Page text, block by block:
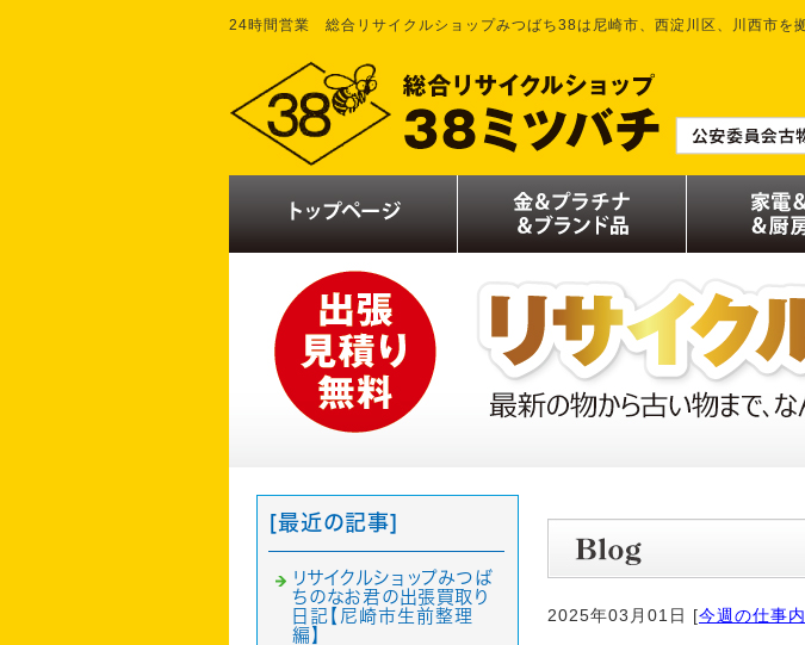
24時間営業 総合リサイクルショップみつばち38は尼崎市、西淀川区、川西市を
2025年03月01日 [今週の仕事
[最近の記事]
リサイクルショップみつば
ちのなお君の出張買取り
日記【尼崎市生前整理
編】